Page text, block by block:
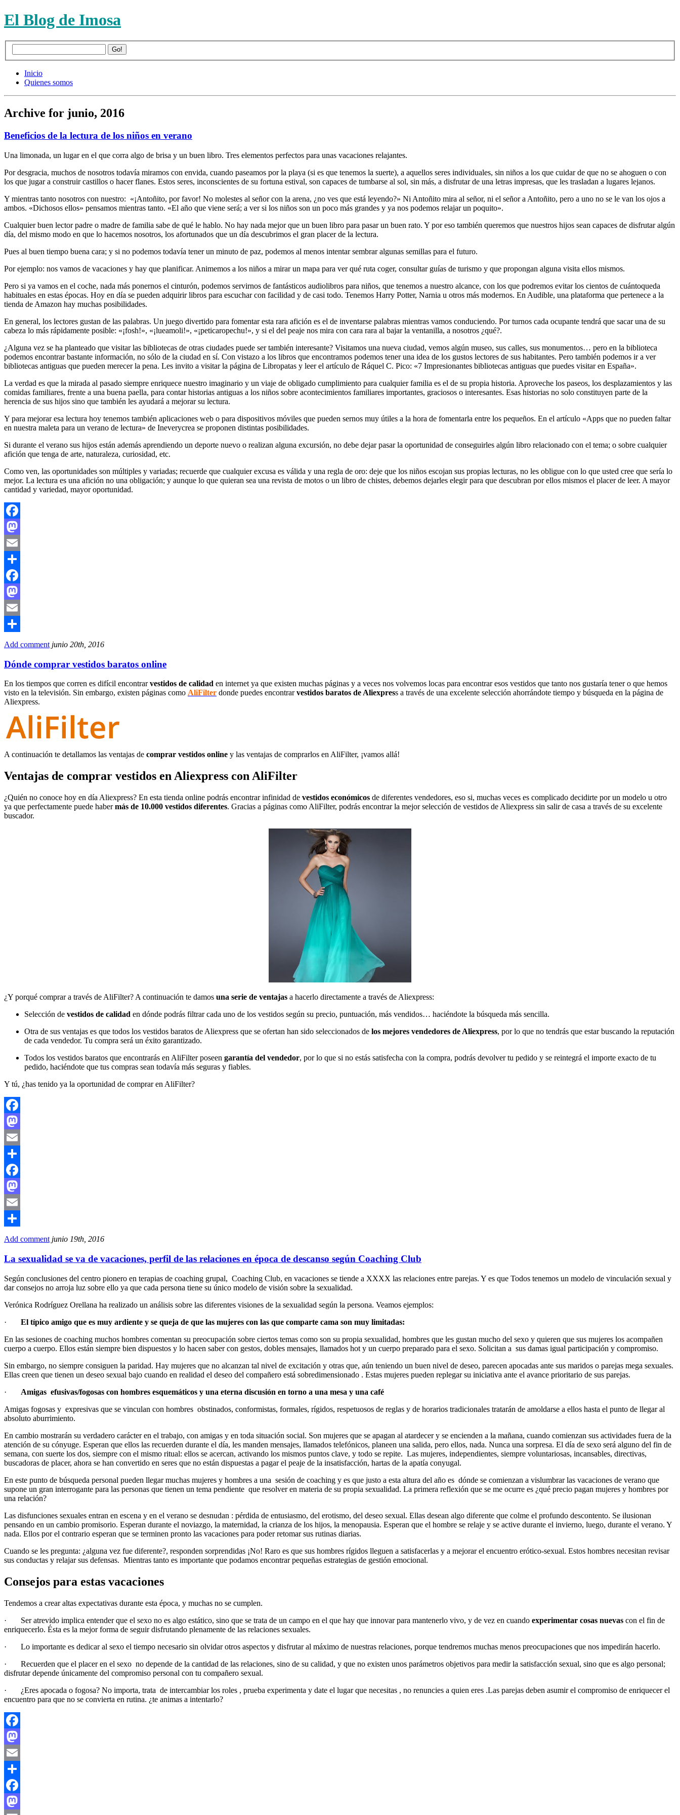
El Blog de Imosa
Inicio
Quienes somos
Archive for junio, 2016
Beneficios de la lectura de los niños en verano
Una limonada, un lugar en el que corra algo de brisa y un buen libro. Tres elementos perfectos para unas vacaciones relajantes.
Por desgracia, muchos de nosotros todavía miramos con envida, cuando paseamos por la playa (si es que tenemos la suerte), a aquellos seres individuales, sin niños a los que cuidar de que no se ahoguen o con
los que jugar a construir castillos o hacer flanes. Estos seres, inconscientes de su fortuna estival, son capaces de tumbarse al sol, sin más, a disfrutar de una letras impresas, que les trasladan a lugares lejanos.
Y mientras tanto nosotros con nuestro: «¡Antoñito, por favor! No molestes al señor con la arena, ¿no ves que está leyendo?» Ni Antoñito mira al señor, ni el señor a Antoñito, pero a uno no se le van los ojos a
ambos. «Dichosos ellos» pensamos mientras tanto. «El año que viene será; a ver si los niños son un poco más grandes y ya nos podemos relajar un poquito».
Cualquier buen lector padre o madre de familia sabe de qué le hablo. No hay nada mejor que un buen libro para pasar un buen rato. Y por eso también queremos que nuestros hijos sean capaces de disfrutar algún
día, del mismo modo en que lo hacemos nosotros, los afortunados que un día descubrimos el gran placer de la lectura.
Pues al buen tiempo buena cara; y si no podemos todavía tener un minuto de paz, podemos al menos intentar sembrar algunas semillas para el futuro.
Por ejemplo: nos vamos de vacaciones y hay que planificar. Animemos a los niños a mirar un mapa para ver qué ruta coger, consultar guías de turismo y que propongan alguna visita ellos mismos.
Pero si ya vamos en el coche, nada más ponernos el cinturón, podemos servirnos de fantásticos audiolibros para niños, que tenemos a nuestro alcance, con los que podremos evitar los cientos de cuántoqueda
habituales en estas épocas. Hoy en día se pueden adquirir libros para escuchar con facilidad y de casi todo. Tenemos Harry Potter, Narnia u otros más modernos. En Audible, una plataforma que pertenece a la
tienda de Amazon hay muchas posibilidades.
En general, los lectores gustan de las palabras. Un juego divertido para fomentar esta rara afición es el de inventarse palabras mientras vamos conduciendo. Por turnos cada ocupante tendrá que sacar una de su
cabeza lo más rápidamente posible: «¡fosh!», «¡lueamoli!», «¡peticaropechu!», y si el del peaje nos mira con cara rara al bajar la ventanilla, a nosotros ¿qué?.
¿Alguna vez se ha planteado que visitar las bibliotecas de otras ciudades puede ser también interesante? Visitamos una nueva ciudad, vemos algún museo, sus calles, sus monumentos… pero en la biblioteca
podemos encontrar bastante información, no sólo de la ciudad en sí. Con vistazo a los libros que encontramos podemos tener una idea de los gustos lectores de sus habitantes. Pero también podemos ir a ver
bibliotecas antiguas que pueden merecer la pena. Les invito a visitar la página de Libropatas y leer el artículo de Ráquel C. Pico: «7 Impresionantes bibliotecas antiguas que puedes visitar en España».
La verdad es que la mirada al pasado siempre enriquece nuestro imaginario y un viaje de obligado cumplimiento para cualquier familia es el de su propia historia. Aproveche los paseos, los desplazamientos y las
comidas familiares, frente a una buena paella, para contar historias antiguas a los niños sobre acontecimientos familiares importantes, graciosos o interesantes. Esas historias no solo constituyen parte de la
herencia de sus hijos sino que también les ayudará a mejorar su lectura.
Y para mejorar esa lectura hoy tenemos también aplicaciones web o para dispositivos móviles que pueden sernos muy útiles a la hora de fomentarla entre los pequeños. En el artículo «Apps que no pueden faltar
en nuestra maleta para un verano de lectura» de Ineverycrea se proponen distintas posibilidades.
Si durante el verano sus hijos están además aprendiendo un deporte nuevo o realizan alguna excursión, no debe dejar pasar la oportunidad de conseguirles algún libro relacionado con el tema; o sobre cualquier
afición que tenga de arte, naturaleza, curiosidad, etc.
Como ven, las oportunidades son múltiples y variadas; recuerde que cualquier excusa es válida y una regla de oro: deje que los niños escojan sus propias lecturas, no les obligue con lo que usted cree que sería lo
mejor. La lectura es una afición no una obligación; y aunque lo que quieran sea una revista de motos o un libro de chistes, debemos dejarles elegir para que descubran por ellos mismos el placer de leer. A mayor
cantidad y variedad, mayor oportunidad.
Facebook
Mastodon
Email
Compartir
Facebook
Mastodon
Email
Compartir
Add comment junio 20th, 2016
Dónde comprar vestidos baratos online
En los tiempos que corren es difícil encontrarvestidos de calidad en internet ya que existen muchas páginas y a veces nos volvemos locas para encontrar esos vestidos que tanto nos gustaría tener o que hemos
visto en la televisión. Sin embargo, existen páginas como AliFilter donde puedes encontrarvestidos baratos de Aliexpress a través de una excelente selección ahorrándote tiempo y búsqueda en la página de
Aliexpress.
A continuación te detallamos las ventajas de comprar vestidos online y las ventajas de comprarlos en AliFilter, ¡vamos allá!
Ventajas de comprar vestidos en Aliexpress con AliFilter
¿Quién no conoce hoy en día Aliexpress? En esta tienda online podrás encontrar infinidad de vestidos económicos de diferentes vendedores, eso si, muchas veces es complicado decidirte por un modelo u otro
ya que perfectamente puede habermás de 10.000 vestidos diferentes. Gracias a páginas como AliFilter, podrás encontrar la mejor selección de vestidos de Aliexpress sin salir de casa a través de su excelente
buscador.
¿Y porqué comprar a través de AliFilter? A continuación te damos una serie de ventajas a hacerlo directamente a través de Aliexpress:
Selección de vestidos de calidad en dónde podrás filtrar cada uno de los vestidos según su precio, puntuación, más vendidos… haciéndote la búsqueda más sencilla.
Otra de sus ventajas es que todos los vestidos baratos de Aliexpress que se ofertan han sido seleccionados de los mejores vendedores de Aliexpress, por lo que no tendrás que estar buscando la reputación
de cada vendedor. Tu compra será un éxito garantizado.
Todos los vestidos baratos que encontrarás en AliFilter poseen garantía del vendedor, por lo que si no estás satisfecha con la compra, podrás devolver tu pedido y se reintegrá el importe exacto de tu
pedido, haciéndote que tus compras sean todavía más seguras y fiables.
Y tú, ¿has tenido ya la oportunidad de comprar en AliFilter?
Facebook
Mastodon
Email
Compartir
Facebook
Mastodon
Email
Compartir
Add comment junio 19th, 2016
La sexualidad se va de vacaciones, perfil de las relaciones en época de descanso según Coaching Club
Según conclusiones del centro pionero en terapias de coaching grupal, Coaching Club, en vacaciones se tiende a XXXX las relaciones entre parejas. Y es que Todos tenemos un modelo de vinculación sexual y
dar consejos no arroja luz sobre ello ya que cada persona tiene su único modelo de visión sobre la sexualidad.
Verónica Rodríguez Orellana ha realizado un análisis sobre las diferentes visiones de la sexualidad según la persona. Veamos ejemplos:
· El típico amigo que es muy ardiente y se queja de que las mujeres con las que comparte cama son muy limitadas:
En las sesiones de coaching muchos hombres comentan su preocupación sobre ciertos temas como son su propia sexualidad, hombres que les gustan mucho del sexo y quieren que sus mujeres los acompañen
cuerpo a cuerpo. Ellos están siempre bien dispuestos y lo hacen saber con gestos, dobles mensajes, llamados hot y un cuerpo preparado para el sexo. Solicitan a sus damas igual participación y compromiso.
Sin embargo, no siempre consiguen la paridad. Hay mujeres que no alcanzan tal nivel de excitación y otras que, aún teniendo un buen nivel de deseo, parecen apocadas ante sus maridos o parejas mega sexuales.
Ellas creen que tienen un deseo sexual bajo cuando en realidad el deseo del compañero está sobredimensionado . Estas mujeres pueden replegar su iniciativa ante el avance prioritario de sus parejas.
· Amigas efusivas/fogosas con hombres esquemáticos y una eterna discusión en torno a una mesa y una café
Amigas fogosas y expresivas que se vinculan con hombres obstinados, conformistas, formales, rígidos, respetuosos de reglas y de horarios tradicionales tratarán de amoldarse a ellos hasta el punto de llegar al
absoluto aburrimiento.
En cambio mostrarán su verdadero carácter en el trabajo, con amigas y en toda situación social. Son mujeres que se apagan al atardecer y se encienden a la mañana, cuando comienzan sus actividades fuera de la
atención de su cónyuge. Esperan que ellos las recuerden durante el día, les manden mensajes, llamados telefónicos, planeen una salida, pero ellos, nada. Nunca una sorpresa. El día de sexo será alguno del fin de
semana, con suerte los dos, siempre con el mismo ritual: ellos se acercan, activando los mismos puntos clave, y todo se repite. Las mujeres, independientes, siempre voluntariosas, incansables, directivas,
buscadoras de placer, ahora se han convertido en seres que no están dispuestas a pagar el peaje de la insatisfacción, hartas de la apatía conyugal.
En este punto de búsqueda personal pueden llegar muchas mujeres y hombres a una sesión de coaching y es que justo a esta altura del año es dónde se comienzan a vislumbrar las vacaciones de verano que
supone un gran interrogante para las personas que tienen un tema pendiente que resolver en materia de su propia sexualidad. La primera reflexión que se me ocurre es ¿qué precio pagan mujeres y hombres por
una relación?
Las disfunciones sexuales entran en escena y en el verano se desnudan : pérdida de entusiasmo, del erotismo, del deseo sexual. Ellas desean algo diferente que colme el profundo descontento. Se ilusionan
pensando en un cambio promisorio. Esperan durante el noviazgo, la maternidad, la crianza de los hijos, la menopausia. Esperan que el hombre se relaje y se active durante el invierno, luego, durante el verano. Y
nada. Ellos por el contrario esperan que se terminen pronto las vacaciones para poder retomar sus rutinas diarias.
Cuando se les pregunta: ¿alguna vez fue diferente?, responden sorprendidas ¡No! Raro es que sus hombres rígidos lleguen a satisfacerlas y a mejorar el encuentro erótico-sexual. Estos hombres necesitan revisar
sus conductas y relajar sus defensas. Mientras tanto es importante que podamos encontrar pequeñas estrategias de gestión emocional.
Consejos para estas vacaciones
Tendemos a crear altas expectativas durante esta época, y muchas no se cumplen.
· Ser atrevido implica entender que el sexo no es algo estático, sino que se trata de un campo en el que hay que innovar para mantenerlo vivo, y de vez en cuando experimentar cosas nuevas con el fin de
enriquecerlo. Ésta es la mejor forma de seguir disfrutando plenamente de las relaciones sexuales.
· Lo importante es dedicar al sexo el tiempo necesario sin olvidar otros aspectos y disfrutar al máximo de nuestras relaciones, porque tendremos muchas menos preocupaciones que nos impedirán hacerlo.
· Recuerden que el placer en el sexo no depende de la cantidad de las relaciones, sino de su calidad, y que no existen unos parámetros objetivos para medir la satisfacción sexual, sino que es algo personal;
disfrutar depende únicamente del compromiso personal con tu compañero sexual.
· ¿Eres apocada o fogosa? No importa, trata de intercambiar los roles , prueba experimenta y date el lugar que necesitas , no renuncies a quien eres .Las parejas deben asumir el compromiso de enriquecer el
encuentro para que no se convierta en rutina. ¿te animas a intentarlo?
Facebook
Mastodon
Email
Compartir
Facebook